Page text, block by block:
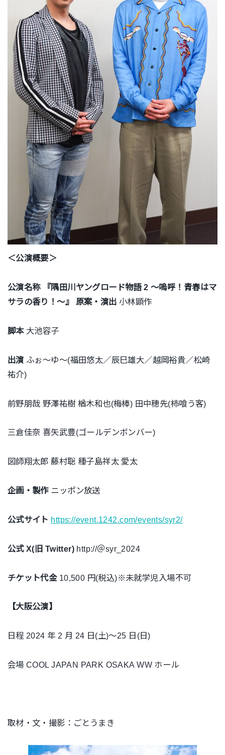
＜公演概要＞
公演名称 『隅田川ヤングロード物語 2～嗚呼！青春はマ
サラの香り！～』 原案・演出 小林顕作
脚本 大池容子
出演 ふぉ～ゆ～(福田悠太／辰巳雄大／越岡裕貴／松崎
祐介)
前野朋哉 野澤祐樹 楢木和也(梅棒) 田中穂先(柿喰う客)
三倉佳奈 喜矢武豊(ゴールデンボンバー)
図師翔太郎 藤村聡 種子島祥太 愛太
企画・製作 ニッポン放送
公式サイト https://event.1242.com/events/syr2/
公式 X(旧 Twitter) http://＠syr_2024
チケット代金 10,500 円(税込)※未就学児入場不可
【大阪公演】
日程 2024 年 2 月 24 日(土)～25 日(日)
会場 COOL JAPAN PARK OSAKA WW ホール
取材・文・撮影：ごとうまき